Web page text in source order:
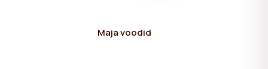
Maja voodid